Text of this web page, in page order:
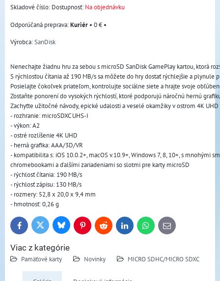
Skladové číslo: Dostupnosť: Na objednávku
Kuriér • 0 € •
Výrobca:SanDisk
Nenechajte žiadnu hru za sebou s microSD SanDisk GamePlay kartou, ktorá
S rýchlosťou čítania až 190 MB/s sa môžete do hry dostať rýchlejšie a
Posielajte čokoľvek priateľom, kontrolujte sociálne siete a hrajte svoje
Zostaňte ponorení do vysokých rýchlostí, ktoré podporujú náročnú hernú
Zachyťte užitočné návody, epické udalosti a veselé okamžiky v ostrom 4K
- rozhranie: microSDXC UHS-I
- výkon: A2
- ostré rozlíšenie 4K UHD
- herná grafika: AAA/3D/VR
- kompatibilita s: iOS 10.0.2+, macOS v.10.9+, Windows 7, 8, 10+, s mnohými
chromebookami a ďalšími zariadeniami so slotmi pre karty microSD
- rýchlosť čítania: 190 MB/s
- rýchlosť zápisu: 130 MB/s
- rozmery: 52,8 x 20,0 x 9,4 mm
- hmotnosť: 0,26 g
FacebookTwitter BlueskyPinterestReddit LinkedInWhatsApp
E-
mail
Viac z kategórie
Pamäťové karty Novinky MICRO SDHC/MICRO SDXC